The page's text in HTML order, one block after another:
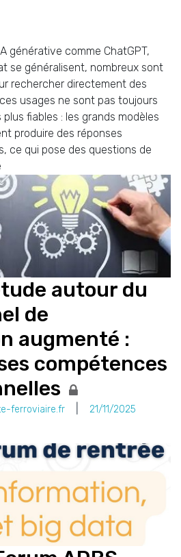
générative comme ChatGPT,
se généralisent, nombreux sont
rechercher directement des
usages ne sont pas toujours
fiables : les grands modèles
produire des réponses
ce qui pose des questions de
autour du
de
augmenté :
compétences
ferroviaire.fr 21/11/2025